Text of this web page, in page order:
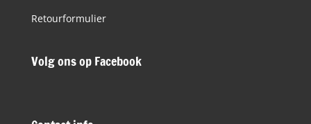
Retourformulier
Volg ons op Facebook